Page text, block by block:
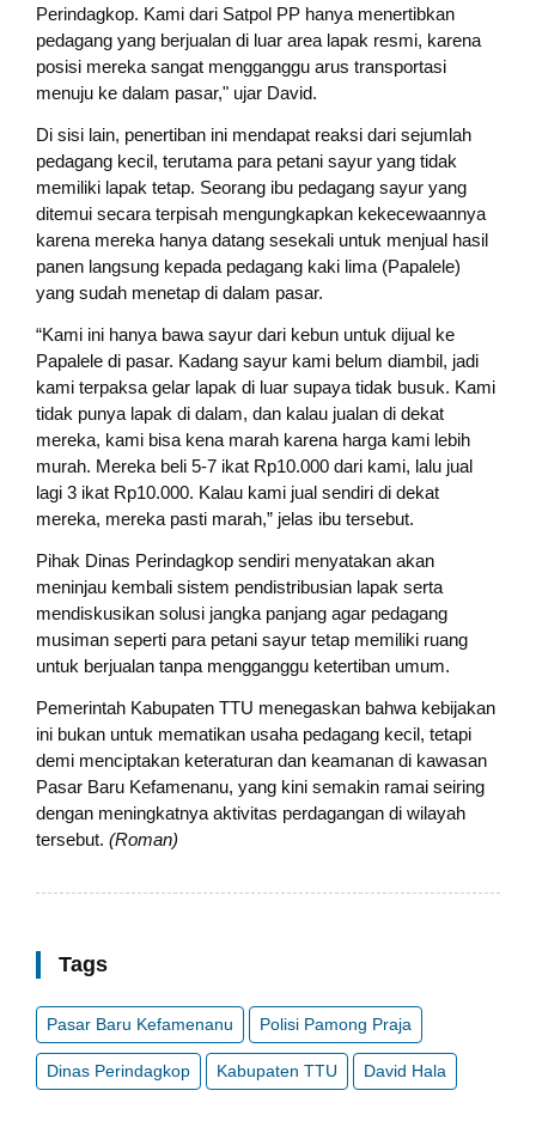
Perindagkop. Kami dari Satpol PP hanya menertibkan
pedagang yang berjualan di luar area lapak resmi, karena
posisi mereka sangat mengganggu arus transportasi
menuju ke dalam pasar," ujar David.
Di sisi lain, penertiban ini mendapat reaksi dari sejumlah
pedagang kecil, terutama para petani sayur yang tidak
memiliki lapak tetap. Seorang ibu pedagang sayur yang
ditemui secara terpisah mengungkapkan kekecewaannya
karena mereka hanya datang sesekali untuk menjual hasil
panen langsung kepada pedagang kaki lima (Papalele)
yang sudah menetap di dalam pasar.
“Kami ini hanya bawa sayur dari kebun untuk dijual ke
Papalele di pasar. Kadang sayur kami belum diambil, jadi
kami terpaksa gelar lapak di luar supaya tidak busuk. Kami
tidak punya lapak di dalam, dan kalau jualan di dekat
mereka, kami bisa kena marah karena harga kami lebih
murah. Mereka beli 5-7 ikat Rp10.000 dari kami, lalu jual
lagi 3 ikat Rp10.000. Kalau kami jual sendiri di dekat
mereka, mereka pasti marah,” jelas ibu tersebut.
Pihak Dinas Perindagkop sendiri menyatakan akan
meninjau kembali sistem pendistribusian lapak serta
mendiskusikan solusi jangka panjang agar pedagang
musiman seperti para petani sayur tetap memiliki ruang
untuk berjualan tanpa mengganggu ketertiban umum.
Pemerintah Kabupaten TTU menegaskan bahwa kebijakan
ini bukan untuk mematikan usaha pedagang kecil, tetapi
demi menciptakan keteraturan dan keamanan di kawasan
Pasar Baru Kefamenanu, yang kini semakin ramai seiring
dengan meningkatnya aktivitas perdagangan di wilayah
tersebut. (Roman)
Tags
Pasar Baru Kefamenanu Polisi Pamong Praja
Dinas Perindagkop Kabupaten TTU David Hala